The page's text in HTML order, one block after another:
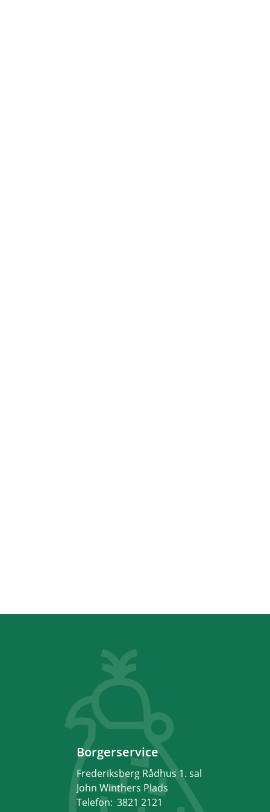
Borgerservice
Frederiksberg Rådhus 1. sal
John Winthers Plads
Telefon: 3821 2121